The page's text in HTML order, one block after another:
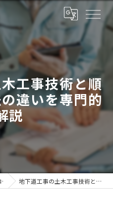
工事技術と順
違いを専門的
説
地下道工事の土木工事技術と順打ち逆打ち工法の違いを専門的に解説